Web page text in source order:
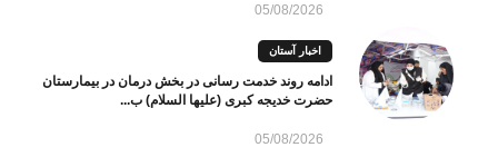
05/08/2026
اخبار آستان
ادامه روند خدمت رسانی در بخش درمان در بیمارستان
حضرت خدیجه کبری (علیها السلام) ب...
05/08/2026